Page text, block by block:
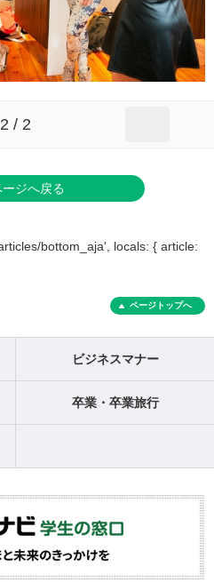
2 / 2
ジへ戻る
bottom_aja', locals: { article:
ページトップへ
ビジネスマナー
卒業・卒業旅行